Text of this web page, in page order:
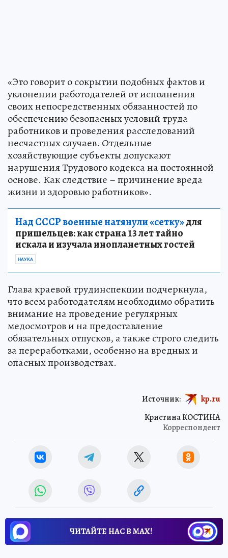
«Это говорит о сокрытии подобных фактов и
уклонении работодателей от исполнения
своих непосредственных обязанностей по
обеспечению безопасных условий труда
работников и проведения расследований
несчастных случаев. Отдельные
хозяйствующие субъекты допускают
нарушения Трудового кодекса на постоянной
основе. Как следствие – причинение вреда
жизни и здоровью работников».
Над СССР военные натянули «сетку»для
пришельцев: как страна 13 лет тайно
искала и изучала инопланетных гостей
НАУКА
Глава краевой трудинспекции подчеркнула,
что всем работодателям необходимо обратить
внимание на проведение регулярных
медосмотров и на предоставление
обязательных отпусков, а также строго следить
за переработками, особенно на вредных и
опасных производствах.
Кристина КОСТИНА
Корреспондент
Источник: kp.ru
ЧИТАЙТЕ НАС В МАХ!